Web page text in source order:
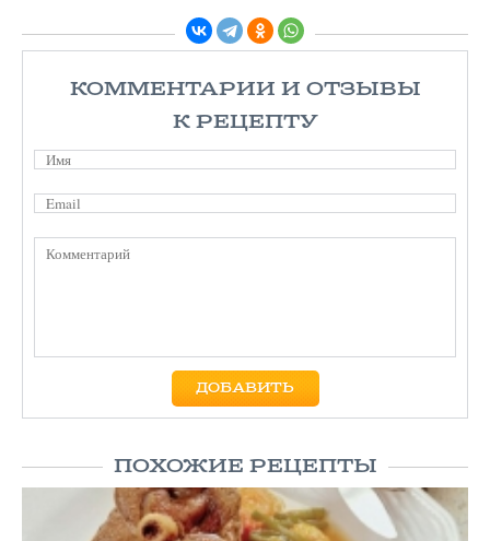
КОММЕНТАРИИ И ОТЗЫВЫ
К РЕЦЕПТУ
ПОХОЖИЕ РЕЦЕПТЫ